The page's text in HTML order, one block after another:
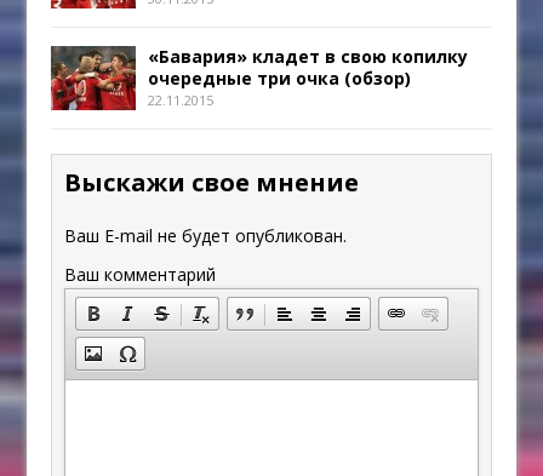
«Бавария» кладет в свою копилку
очередные три очка (обзор)
22.11.2015
Выскажи свое мнение
Ваш E-mail не будет опубликован.
Ваш комментарий